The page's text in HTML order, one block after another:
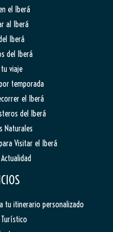
el Iberá
al Iberá
Iberá
del Iberá
viaje
temporada
el Iberá
del Iberá
Naturales
Visitar el Iberá
tu itinerario personalizado